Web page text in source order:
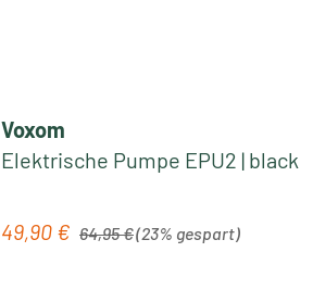
Voxom
Elektrische Pumpe EPU2 | black
Verkaufspreis:
49,90 € 64,95 €(23% gespart)